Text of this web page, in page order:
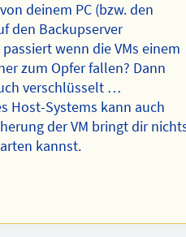
deinem PC (bzw. den
den Backupserver
wenn die VMs einem
zum Opfer fallen? Dann
verschlüsselt …
Host-Systems kann auch
der VM bringt dir
kannst.